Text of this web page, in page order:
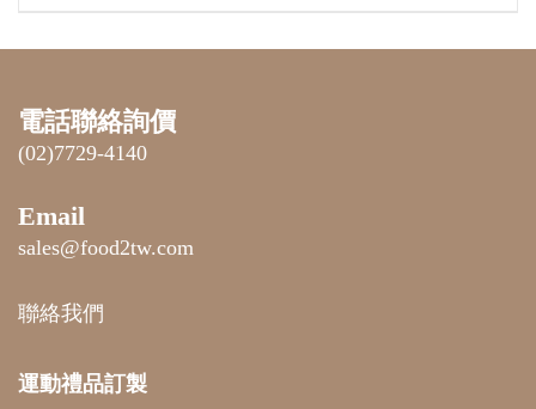
電話聯絡詢價
(02)7729-4140
Email
sales@food2tw.com
聯絡我們
運動禮品訂製